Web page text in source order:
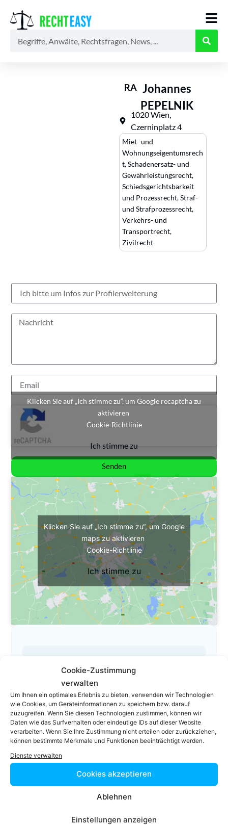
Cookie-Zustimmung
verwalten
Um Ihnen ein optimales Erlebnis zu bieten, verwenden wir Technologien
wie Cookies, um Geräteinformationen zu speichern bzw. darauf
zuzugreifen. Wenn Sie diesen Technologien zustimmen, können wir
Daten wie das Surfverhalten oder eindeutige IDs auf dieser Website
verarbeiten. Wenn Sie Ihre Zustimmung nicht erteilen oder zurückziehen,
können bestimmte Merkmale und Funktionen beeinträchtigt werden.
Dienste verwalten
Cookies akzeptieren
Ablehnen
Einstellungen anzeigen
RA Johannes
PEPELNIK
1020 Wien,
Czerninplatz 4
Miet- und
Wohnungseigentumsrech
t,Schadenersatz- und
Gewährleistungsrecht,
Schiedsgerichtsbarkeit
und Prozessrecht,Straf-
und Strafprozessrecht,
Verkehrs- und
Transportrecht,
Zivilrecht
Klicken Sie auf „Ich stimme zu“, um Google recaptcha zu
aktivieren
Cookie-Richtlinie
Ich stimme zu
Senden
Klicken Sie auf „Ich stimme zu“, um Google
maps zu aktivieren
Cookie-Richtlinie
Ich stimme zu
Das ist mein Profil
01 216 87 99 - 11
01 216 87 99 - 18
jp@pkr.at
Homepage